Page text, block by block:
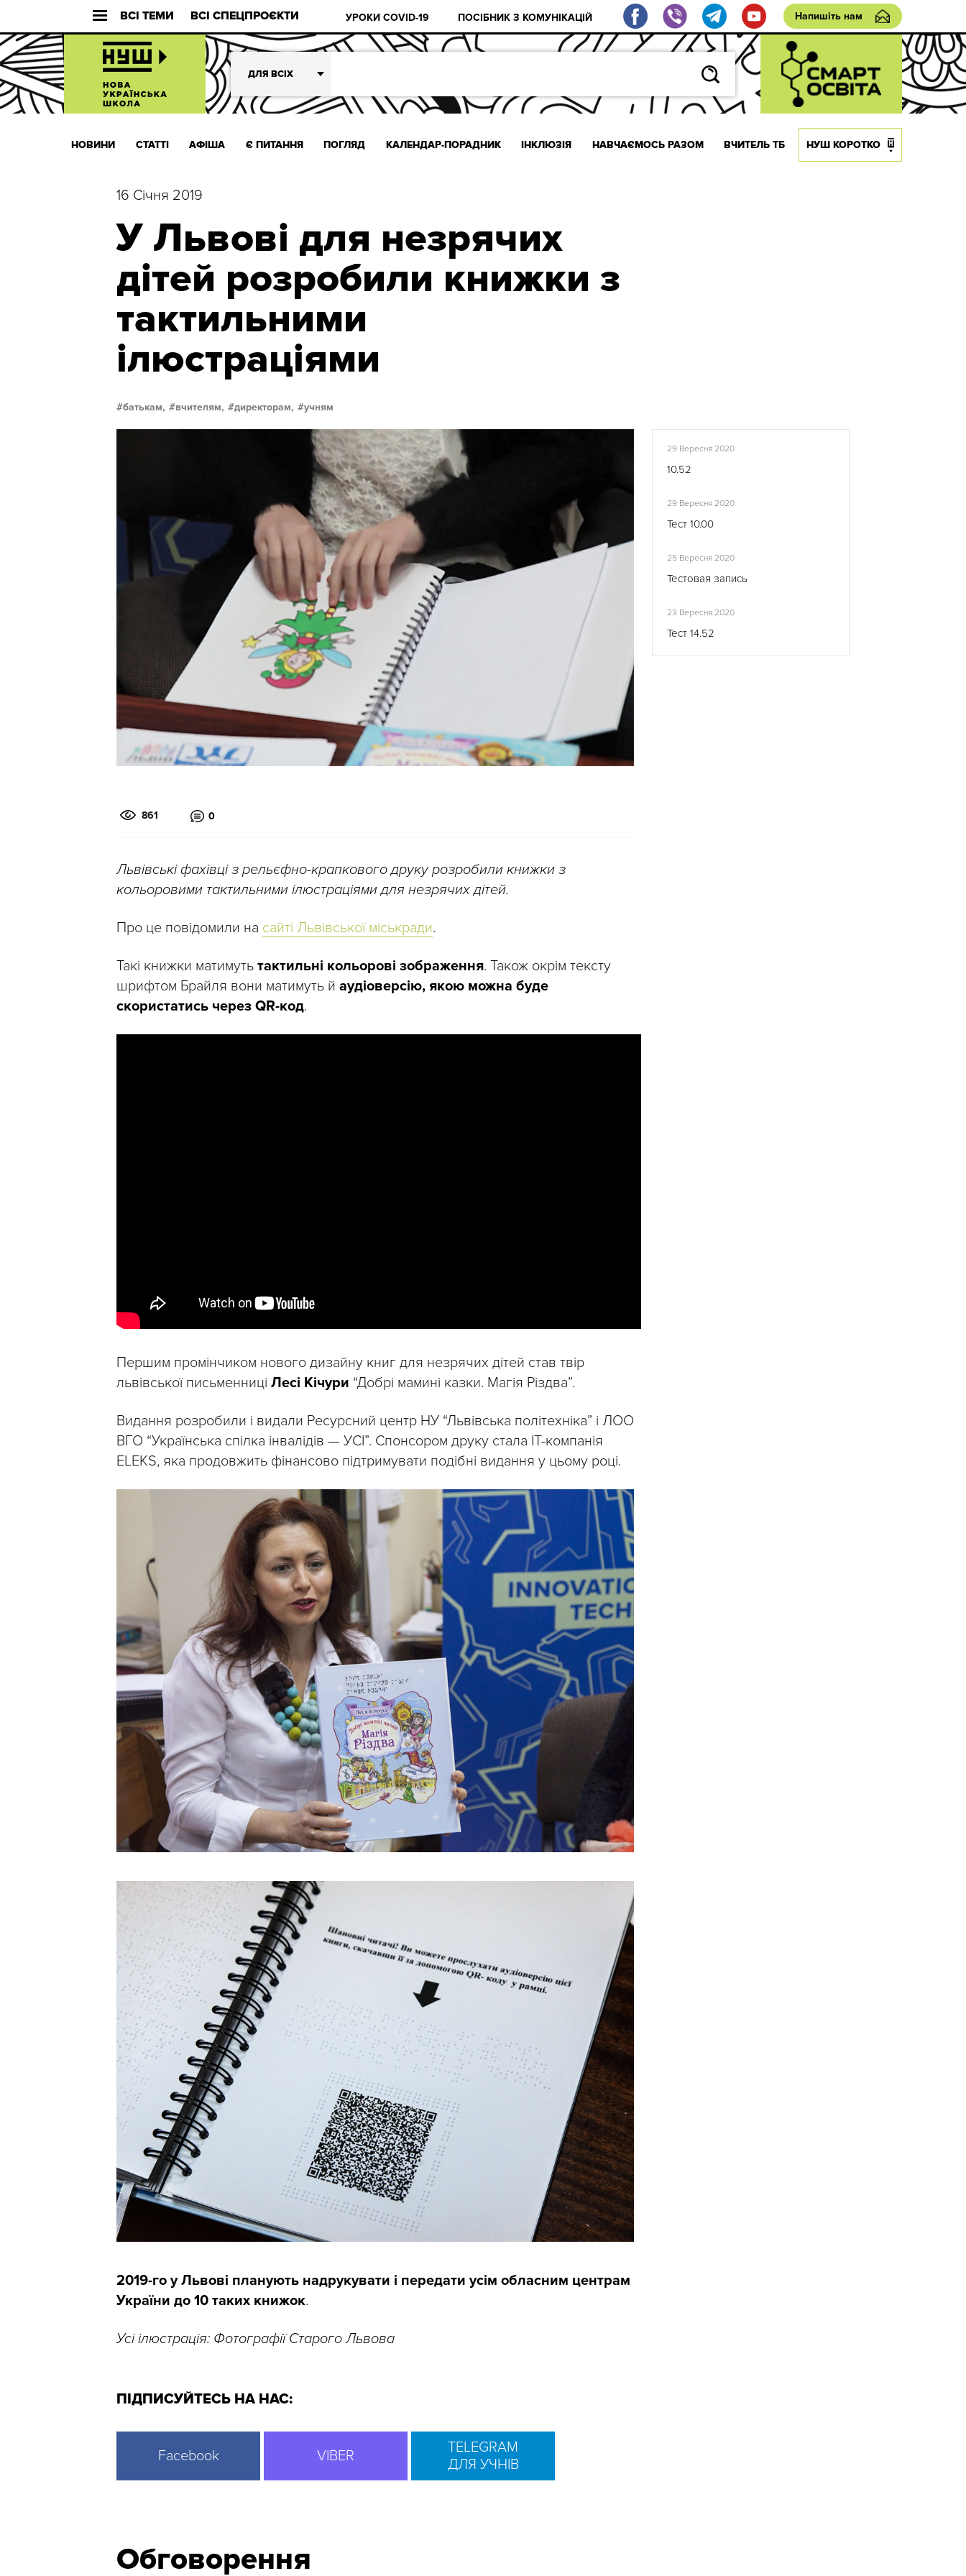
ВСІ ТЕМИ ВСІ СПЕЦПРОЄКТИ УРОКИ COVID-19 ПОСІБНИК З КОМУНІКАЦІЙ Напишіть нам
ДЛЯ ВСІХ
НОВИНИ СТАТТІ АФІША Є ПИТАННЯ ПОГЛЯД КАЛЕНДАР-ПОРАДНИК ІНКЛЮЗІЯ НАВЧАЄМОСЬ РАЗОМ ВЧИТЕЛЬ ТБ НУШ КОРОТКО
16 Січня 2019
У Львові для незрячих
дітей розробили книжки з
тактильними
ілюстраціями
батькам, вчителям, директорам, учням
861 0
Львівські фахівці з рельєфно-крапкового друку розробили книжки з
кольоровими тактильними ілюстраціями для незрячих дітей.
Про це повідомили на сайті Львівської міськради.
Такі книжки матимуть тактильні кольорові зображення. Також окрім тексту
шрифтом Брайля вони матимуть й аудіоверсію, якою можна буде
скористатись через QR-код.
Першим промінчиком нового дизайну книг для незрячих дітей став твір
львівської письменниці Лесі Кічури “Добрі мамині казки. Магія Різдва”.
Видання розробили і видали Ресурсний центр НУ “Львівська політехніка” і ЛОО
ВГО “Українська спілка інвалідів — УСІ”. Спонсором друку стала IT-компанія
ELEKS, яка продовжить фінансово підтримувати подібні видання у цьому році.
2019-го у Львові планують надрукувати і передати усім обласним центрам
України до 10 таких книжок.
Усі ілюстрація: Фотографії Старого Львова
ПІДПИСУЙТЕСЬ НА НАС:
Facebook VIBER
TELEGRAM
ДЛЯ УЧНІВ
29 Вересня 2020
10.52
29 Вересня 2020
Тест 10.00
25 Вересня 2020
Тестовая запись
23 Вересня 2020
Тест 14.52
Обговорення